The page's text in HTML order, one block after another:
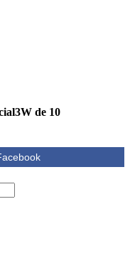
de 10